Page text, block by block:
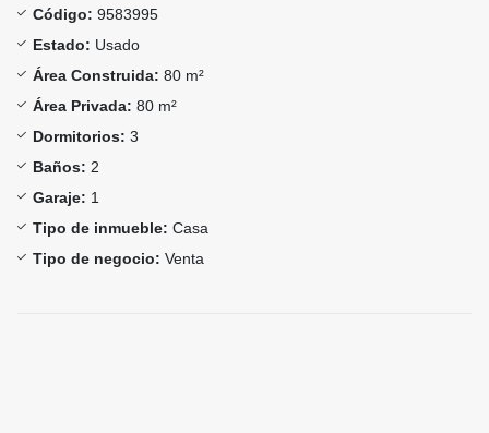
Código: 9583995
Estado: Usado
Área Construida: 80 m²
Área Privada: 80 m²
Dormitorios: 3
Baños: 2
Garaje: 1
Tipo de inmueble: Casa
Tipo de negocio: Venta